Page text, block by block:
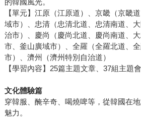
的韓國風光。
【單元】江原（江原道）、京畿（京畿
域市）、忠清（忠清北道、忠清南道、
治市）、慶尚（慶尚北道、慶尚南道、
市、釜山廣域市）、全羅（全羅北道、
市）、濟州（濟州特別自治道）
【學習內容】25篇主題文章、37組主題
文化體驗篇
穿韓服、醃辛奇、喝燒啤等，從韓國在
魅力。